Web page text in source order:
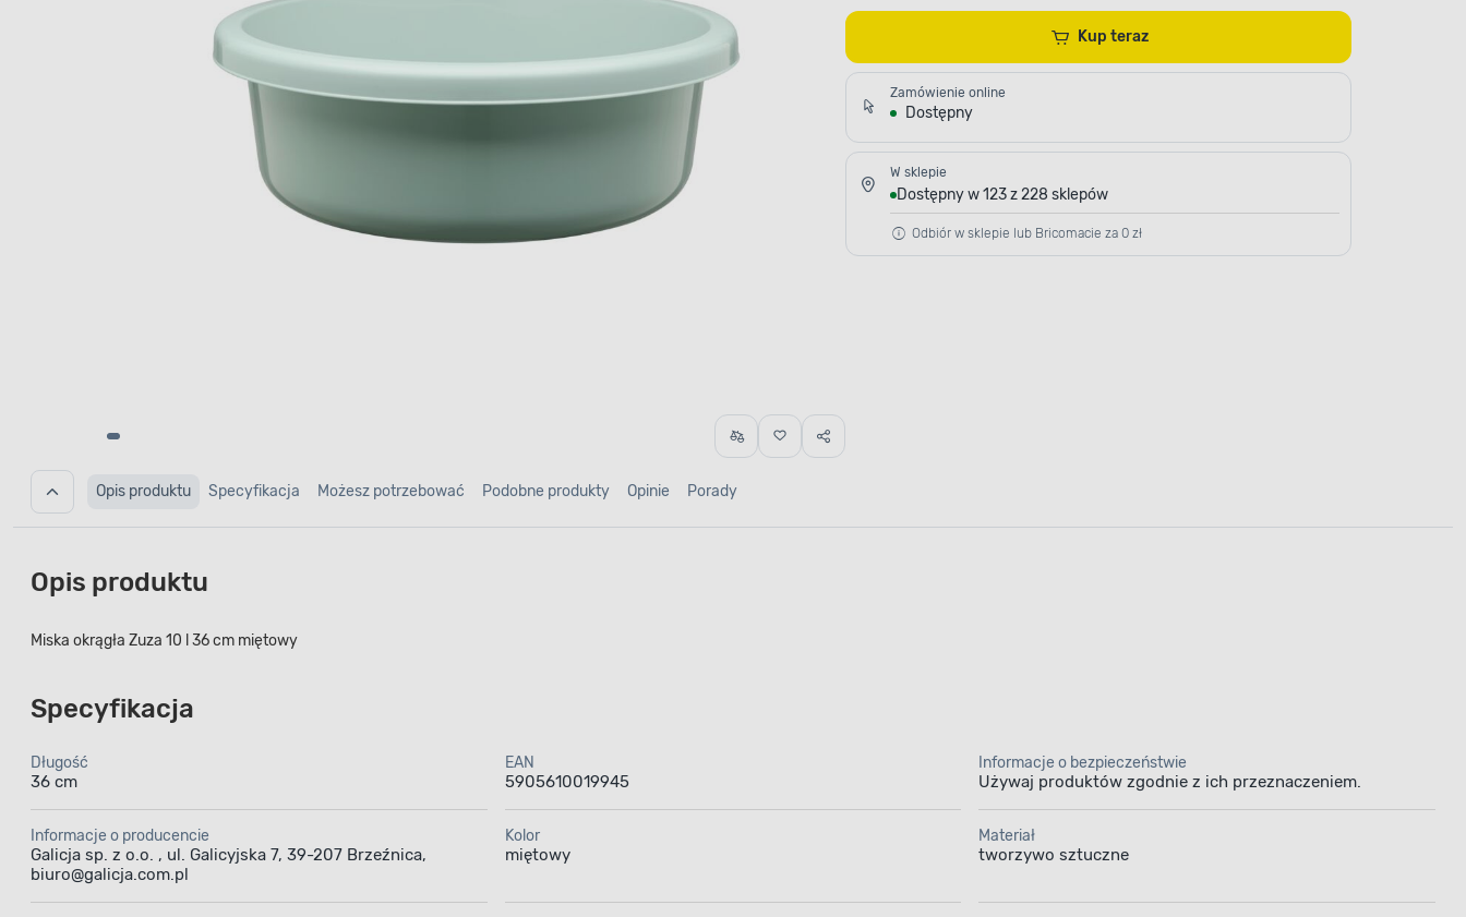
Kup teraz
Zamówienie online
Dostępny
W sklepie
Dostępny w 123 z 228 sklepów
Odbiór w sklepie lub Bricomacie za 0 zł
Opis produktu Specyfikacja Możesz potrzebować Podobne produkty Opinie Porady
Opis produktu
Miska okrągła Zuza 10 l 36 cm miętowy
Specyfikacja
Długość
36 cm
EAN
5905610019945
Informacje o bezpieczeństwie
Używaj produktów zgodnie z ich przeznaczeniem.
Informacje o producencie
Galicja sp. z o.o. , ul. Galicyjska 7, 39-207 Brzeźnica,
biuro@galicja.com.pl
Kolor
miętowy
Materiał
tworzywo sztuczne